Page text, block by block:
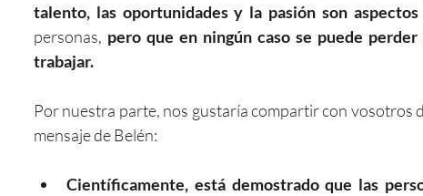
talento, las oportunidades y la pasión son
personas, pero que en ningún caso se puede
trabajar.
Por nuestra parte, nos gustaría compartir con vosotros
mensaje de Belén:
Científicamente, está demostrado que las